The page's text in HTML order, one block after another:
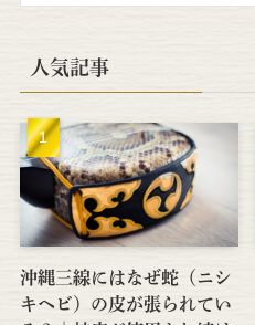
人気記事
沖縄三線にはなぜ蛇（ニシ
キヘビ）の皮が張られてい